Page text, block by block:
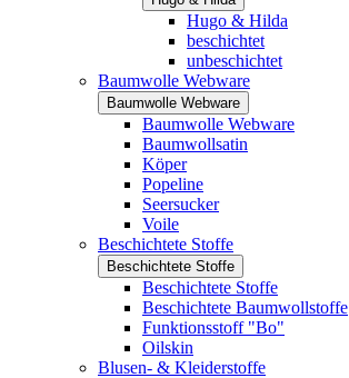
Hugo & Hilda
beschichtet
unbeschichtet
Baumwolle Webware
Baumwolle Webware
Baumwolle Webware
Baumwollsatin
Köper
Popeline
Seersucker
Voile
Beschichtete Stoffe
Beschichtete Stoffe
Beschichtete Stoffe
Beschichtete Baumwollstoffe
Funktionsstoff "Bo"
Oilskin
Blusen- & Kleiderstoffe